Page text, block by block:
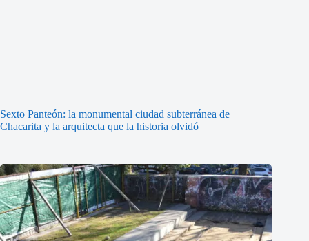
Sexto Panteón: la monumental ciudad subterránea de
Chacarita y la arquitecta que la historia olvidó